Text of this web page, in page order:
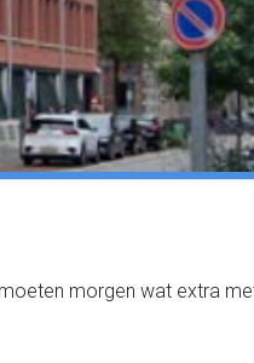
morgen wat extra